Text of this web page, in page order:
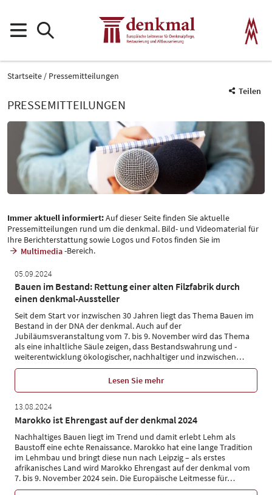
Startseite
Pressemitteilungen
Teilen
PRESSEMITTEILUNGEN
Immer aktuell informiert:Auf dieser Seite finden Sie aktuelle
Pressemitteilungen rund um die denkmal. Bild- und Videomaterial für
Ihre Berichterstattung sowie Logos und Fotos finden Sie im
Multimedia-Bereich.
05.09.2024
Bauen im Bestand: Rettung einer alten Filzfabrik durch
einen denkmal-Aussteller
Seit dem Start vor inzwischen 30 Jahren liegt das Thema Bauen im
Bestand in der DNA der denkmal. Auch auf der
Jubiläumsveranstaltung vom 7. bis 9. November wird das Thema
als eine inhaltliche Säule zeigen, dass Bestandswahrung und -
weiterentwicklung ökologischer, nachhaltiger und inzwischen…
Lesen Sie mehr
13.08.2024
Marokko ist Ehrengast auf der denkmal 2024
Nachhaltiges Bauen liegt im Trend und damit erlebt Lehm als
Baustoff eine echte Renaissance. Marokko hat eine lange Tradition
im Lehmbau und bringt diese nun nach Leipzig – als erstes
afrikanisches Land wird Marokko Ehrengast auf der denkmal vom
7. bis 9. November 2024 sein. Die Europäische Leitmesse für…